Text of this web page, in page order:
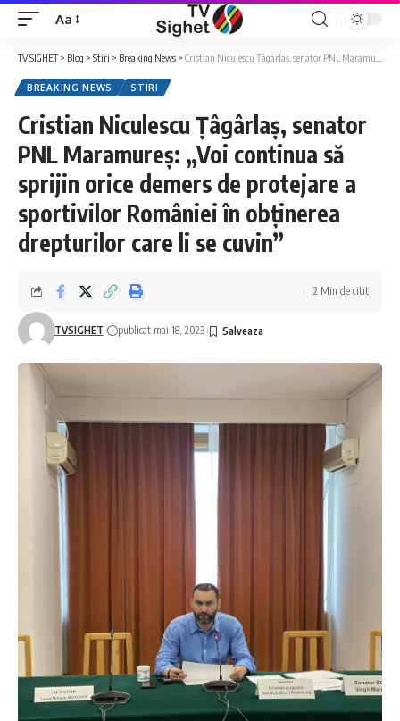
Font
Resizer
Aa
TV SIGHET> Blog > Stiri > Breaking News > Cristian Niculescu Țâgârlaș, senator PNL Maramureș: „Voi continua să sprijin orice demers de protejare a sportivilor României în obținerea drepturilor care li se cuvin”
BREAKING NEWS STIRI
Cristian Niculescu Țâgârlaș, senator
PNL Maramureș: „Voi continua să
sprijin orice demers de protejare a
sportivilor României în obținerea
drepturilor care li se cuvin”
TVSIGHET publicat mai 18, 2023
2 Min de citit